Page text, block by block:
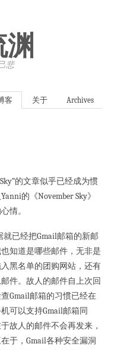
悲
客 关于 Archives
的文章似乎已经成为惯
的《November Sky》
情。
已经把Gmail邮箱的新邮
知道是哪些邮件，无非是
黑名单的团购网站，还有
件。故人的邮件自上次回
Gmail邮箱的习惯已经在
可以支持Gmail邮箱同
故人的邮件不会再发来，
于，Gmail各种安全漏洞